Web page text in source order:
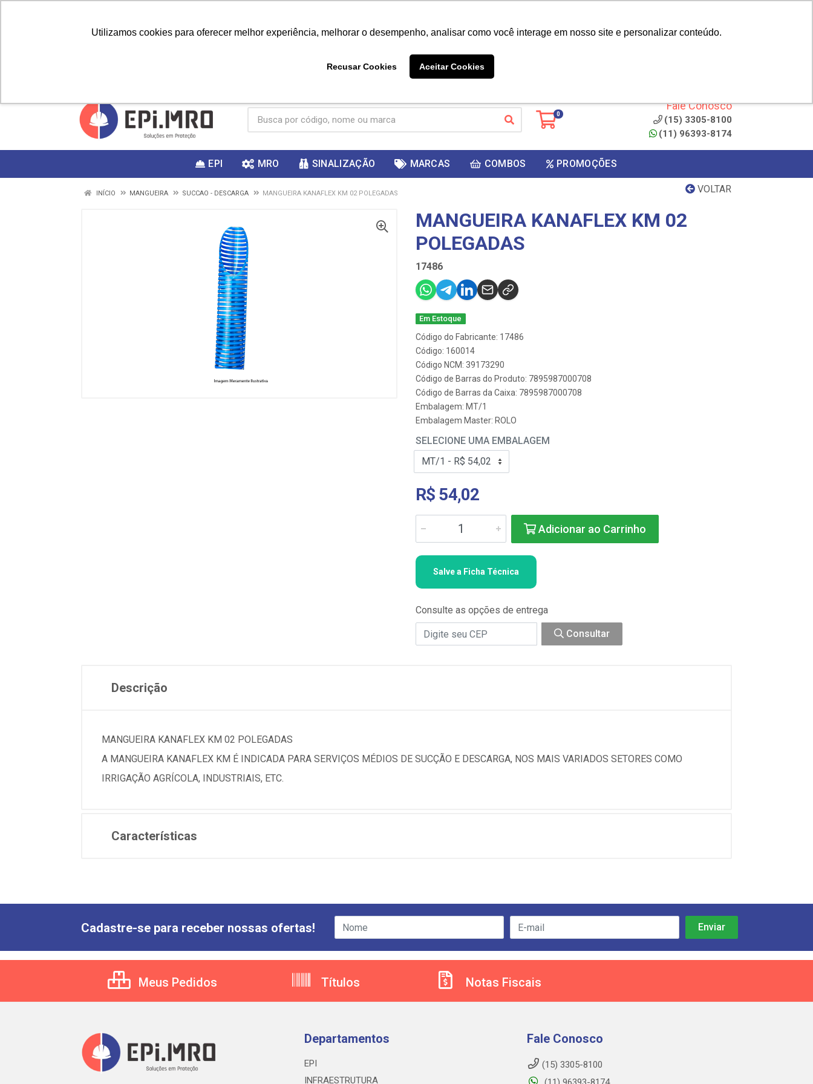
Utilizamos cookies para oferecer melhor experiência, melhorar o desempenho, analisar como você interage em nosso site e personalizar conteúdo.
Recusar Cookies Aceitar Cookies
ganhar
0
Fale Conosco
(15) 3305-8100
(11) 96393-8174
EPI MRO SINALIZAÇÃO MARCAS COMBOS PROMOÇÕES
VOLTAR
INÍCIO MANGUEIRA SUCCAO - DESCARGA MANGUEIRA KANAFLEX KM 02 POLEGADAS
MANGUEIRA KANAFLEX KM 02
POLEGADAS
17486
Em Estoque
Código do Fabricante: 17486
Código: 160014
Código NCM: 39173290
Código de Barras do Produto: 7895987000708
Código de Barras da Caixa: 7895987000708
Embalagem: MT/1
Embalagem Master: ROLO
SELECIONE UMA EMBALAGEM
R$ 54,02
Adicionar ao Carrinho
Salve a Ficha Técnica
Consulte as opções de entrega
Consultar
Descrição
MANGUEIRA KANAFLEX KM 02 POLEGADAS
A MANGUEIRA KANAFLEX KM É INDICADA PARA SERVIÇOS MÉDIOS DE SUCÇÃO E DESCARGA, NOS MAIS VARIADOS SETORES COMO
IRRIGAÇÃO AGRÍCOLA, INDUSTRIAIS, ETC.
Características
Cadastre-se para receber nossas ofertas!
Meus Pedidos Títulos Notas Fiscais
Departamentos
EPI
INFRAESTRUTURA
Fale Conosco
(15) 3305-8100